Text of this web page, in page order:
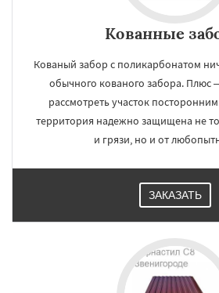
Кованные
Кованый забор с поликарбонатом
обычного кованого забора. Плюс
рассмотреть участок
территория надежно защищена не
и грязи, но и от
ЗАКАЗАТЬ